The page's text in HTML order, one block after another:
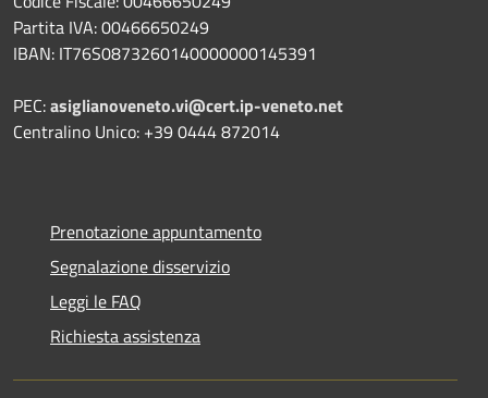
Partita IVA: 00466650249
IBAN: IT76S0873260140000000145391
PEC:asiglianoveneto.vi@cert.ip-veneto.net
Centralino Unico: +39 0444 872014
Prenotazione appuntamento
Segnalazione disservizio
Leggi le FAQ
Richiesta assistenza